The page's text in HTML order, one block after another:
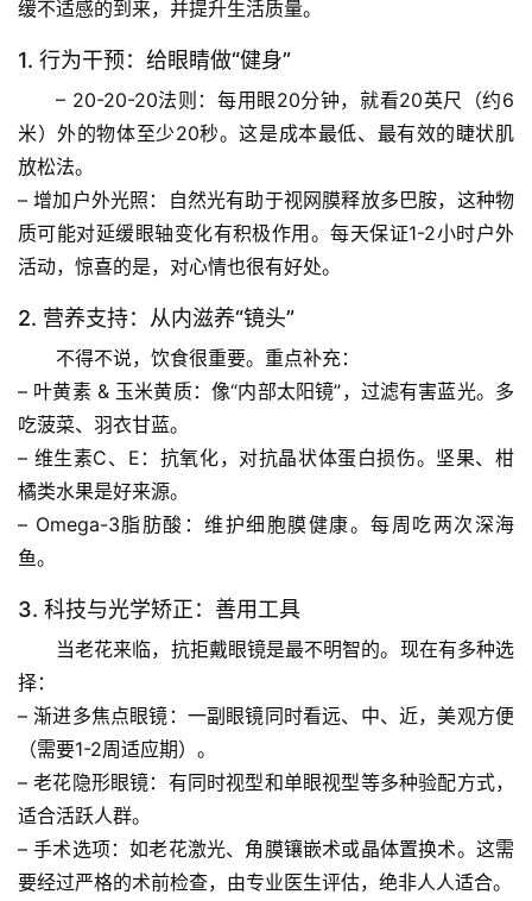
物
人
奥
秘
历
史
档
案
天
文
生
活
学
科
技
前
沿
心
理
驿
缓不适感的到来，并提升生活质量。
1. 行为干预：给眼睛做“健身”
– 20-20-20法则 ：每用眼20分钟，就看20英尺（约6
米）外的物体至少20秒。这是成本最低、最有效的睫状肌
放松法。
– 增加户外光照 ：自然光有助于视网膜释放多巴胺，这种物
质可能对延缓眼轴变化有积极作用。每天保证1-2小时户外
活动，惊喜的是，对心情也很有好处。
2. 营养支持：从内滋养“镜头”
不得不说，饮食很重要。重点补充：
– 叶黄素 & 玉米黄质：像“内部太阳镜”，过滤有害蓝光。多
吃菠菜、羽衣甘蓝。
– 维生素C、E ：抗氧化，对抗晶状体蛋白损伤。坚果、柑
橘类水果是好来源。
– Omega-3脂肪酸 ：维护细胞膜健康。每周吃两次深海
鱼。
3. 科技与光学矫正：善用工具
当老花来临，抗拒戴眼镜是最不明智的。现在有多种选
择：
– 渐进多焦点眼镜 ：一副眼镜同时看远、中、近，美观方便
（需要1-2周适应期）。
– 老花隐形眼镜：有同时视型和单眼视型等多种验配方式，
适合活跃人群。
– 手术选项：如老花激光、角膜镶嵌术或晶体置换术。 这需
要经过严格的术前检查，由专业医生评估，绝非人人适合。